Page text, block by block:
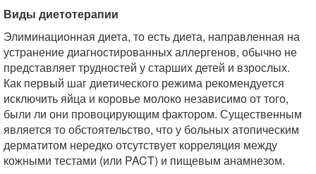
Виды диетотерапии
Элиминационная диета, то есть диета, направленная на
устранение диагностированных аллергенов, обычно не
представляет трудностей у старших детей и взрослых.
Как первый шаг диетического режима рекомендуется
исключить яйца и коровье молоко независимо от того,
были ли они провоцирующим фактором. Существенным
является то обстоятельство, что у больных атопическим
дерматитом нередко отсутствует корреляция между
кожными тестами (или PACT) и пищевым анамнезом.